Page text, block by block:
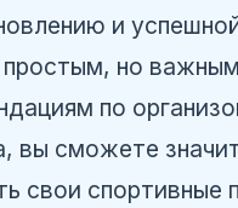
и
но важным
по
вы сможете
свои спортивные